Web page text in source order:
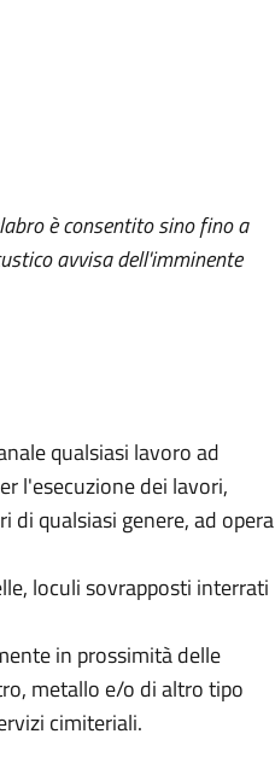
è consentito sino fino a
avvisa dell'imminente
qualsiasi lavoro ad
l'esecuzione dei lavori,
di qualsiasi genere, ad opera
loculi sovrapposti interrati
in prossimità delle
metallo e/o di altro tipo
cimiteriali.